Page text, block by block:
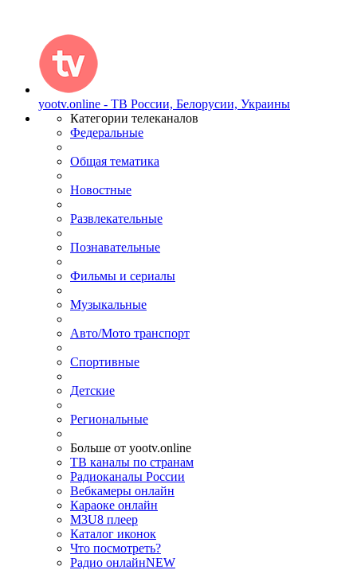
yootv.online - ТВ России, Белорусии, Украины
Категории телеканалов
Федеральные
Общая тематика
Новостные
Развлекательные
Познавательные
Фильмы и сериалы
Музыкальные
Авто/Мото транспорт
Спортивные
Детские
Региональные
Больше от yootv.online
ТВ каналы по странам
Радиоканалы России
Вебкамеры онлайн
Караоке онлайн
M3U8 плеер
Каталог иконок
Что посмотреть?
Радио онлайнNEW